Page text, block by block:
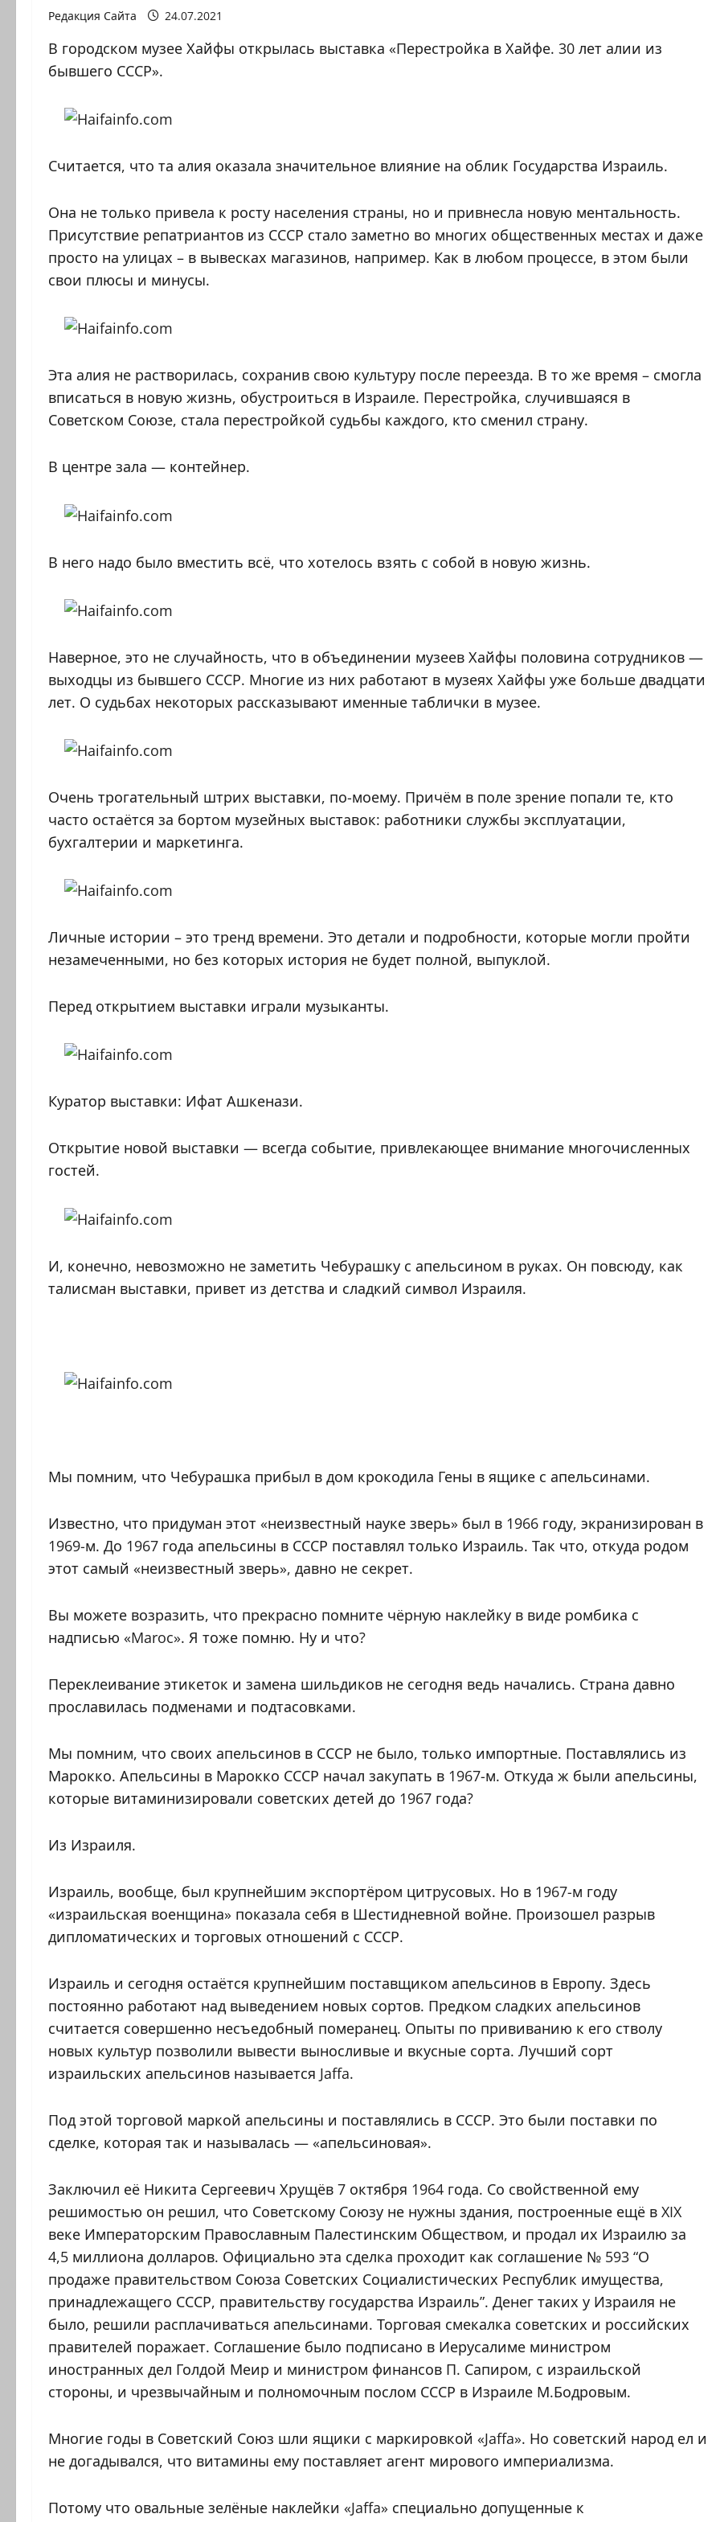
Редакция Сайта 24.07.2021
В городском музее Хайфы открылась выставка «Перестройка в Хайфе. 30 лет алии из
бывшего СССР».
Считается, что та алия оказала значительное влияние на облик Государства Израиль.
Она не только привела к росту населения страны, но и привнесла новую ментальность.
Присутствие репатриантов из СССР стало заметно во многих общественных местах и даже
просто на улицах – в вывесках магазинов, например. Как в любом процессе, в этом были
свои плюсы и минусы.
Эта алия не растворилась, сохранив свою культуру после переезда. В то же время – смогла
вписаться в новую жизнь, обустроиться в Израиле. Перестройка, случившаяся в
Советском Союзе, стала перестройкой судьбы каждого, кто сменил страну.
В центре зала — контейнер.
В него надо было вместить всё, что хотелось взять с собой в новую жизнь.
Наверное, это не случайность, что в объединении музеев Хайфы половина сотрудников —
выходцы из бывшего СССР. Многие из них работают в музеях Хайфы уже больше двадцати
лет. О судьбах некоторых рассказывают именные таблички в музее.
Очень трогательный штрих выставки, по-моему. Причём в поле зрение попали те, кто
часто остаётся за бортом музейных выставок: работники службы эксплуатации,
бухгалтерии и маркетинга.
Личные истории – это тренд времени. Это детали и подробности, которые могли пройти
незамеченными, но без которых история не будет полной, выпуклой.
Перед открытием выставки играли музыканты.
Куратор выставки: Ифат Ашкенази.
Открытие новой выставки — всегда событие, привлекающее внимание многочисленных
гостей.
И, конечно, невозможно не заметить Чебурашку с апельсином в руках. Он повсюду, как
талисман выставки, привет из детства и сладкий символ Израиля.
Мы помним, что Чебурашка прибыл в дом крокодила Гены в ящике с апельсинами.
Известно, что придуман этот «неизвестный науке зверь» был в 1966 году, экранизирован в
1969-м. До 1967 года апельсины в СССР поставлял только Израиль. Так что, откуда родом
этот самый «неизвестный зверь», давно не секрет.
Вы можете возразить, что прекрасно помните чёрную наклейку в виде ромбика с
надписью «Maroc». Я тоже помню. Ну и что?
Переклеивание этикеток и замена шильдиков не сегодня ведь начались. Страна давно
прославилась подменами и подтасовками.
Мы помним, что своих апельсинов в СССР не было, только импортные. Поставлялись из
Марокко. Апельсины в Марокко СССР начал закупать в 1967-м. Откуда ж были апельсины,
которые витаминизировали советских детей до 1967 года?
Из Израиля.
Израиль, вообще, был крупнейшим экспортёром цитрусовых. Но в 1967-м году
«израильская военщина» показала себя в Шестидневной войне. Произошел разрыв
дипломатических и торговых отношений с СССР.
Израиль и сегодня остаётся крупнейшим поставщиком апельсинов в Европу. Здесь
постоянно работают над выведением новых сортов. Предком сладких апельсинов
считается совершенно несъедобный померанец. Опыты по прививанию к его стволу
новых культур позволили вывести выносливые и вкусные сорта. Лучший сорт
израильских апельсинов называется Jaffa.
Под этой торговой маркой апельсины и поставлялись в СССР. Это были поставки по
сделке, которая так и называлась — «апельсиновая».
Заключил её Никита Сергеевич Хрущёв 7 октября 1964 года. Со свойственной ему
решимостью он решил, что Советскому Союзу не нужны здания, построенные ещё в XIX
веке Императорским Православным Палестинским Обществом, и продал их Израилю за
4,5 миллиона долларов. Официально эта сделка проходит как соглашение № 593 “О
продаже правительством Союза Советских Социалистических Республик имущества,
принадлежащего СССР, правительству государства Израиль”. Денег таких у Израиля не
было, решили расплачиваться апельсинами. Торговая смекалка советских и российских
правителей поражает. Соглашение было подписано в Иерусалиме министром
иностранных дел Голдой Меир и министром финансов П. Сапиром, с израильской
стороны, и чрезвычайным и полномочным послом СССР в Израиле М.Бодровым.
Многие годы в Советский Союз шли ящики с маркировкой «Jaffa». Но советский народ ел и
не догадывался, что витамины ему поставляет агент мирового империализма.
Потому что овальные зелёные наклейки «Jaffa» специально допущенные к